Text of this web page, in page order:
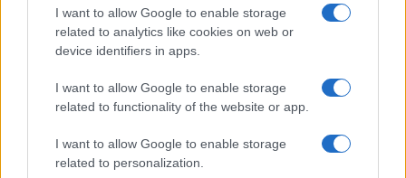
I want to allow Google to enable storage
related to analytics like cookies on web or
device identifiers in apps.
I want to allow Google to enable storage
related to functionality of the website or app.
I want to allow Google to enable storage
related to personalization.
Vignetta del 04/08/2026